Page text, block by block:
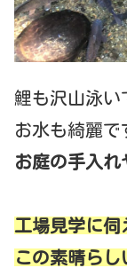
鯉も沢山泳い
お水も綺麗で
お庭の手入れ
工場見学に伺
この素晴ら